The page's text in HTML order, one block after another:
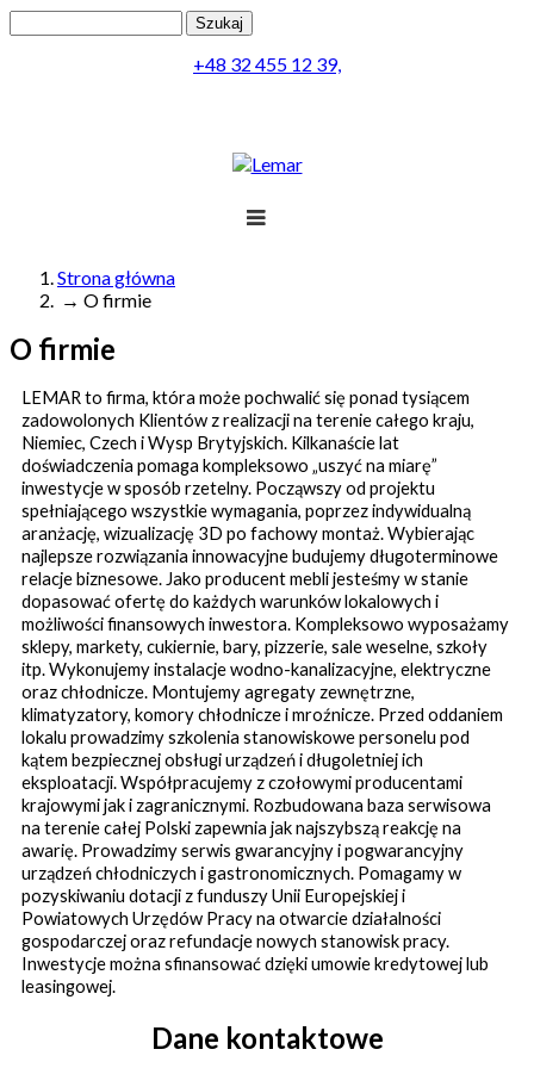
Formularz wyszukiwania
+48 32 455 12 39,
Realizacja
Obsługa
Jesteś tutaj
Strona główna
→ O firmie
O firmie
LEMARto firma, która może pochwalić się ponad tysiącem
zadowolonych Klientów z realizacji na terenie całego kraju,
Niemiec, Czech i Wysp Brytyjskich. Kilkanaście lat
doświadczenia pomaga kompleksowo „uszyć na miarę”
inwestycje w sposób rzetelny. Począwszy od projektu
spełniającego wszystkie wymagania, poprzez indywidualną
aranżację, wizualizację 3D po fachowy montaż. Wybierając
najlepsze rozwiązania innowacyjne budujemy długoterminowe
relacje biznesowe. Jako producent mebli jesteśmy w stanie
dopasować ofertę do każdych warunków lokalowych i
możliwości finansowych inwestora. Kompleksowo wyposażamy
sklepy, markety, cukiernie, bary, pizzerie, sale weselne, szkoły
itp. Wykonujemy instalacje wodno-kanalizacyjne, elektryczne
oraz chłodnicze. Montujemy agregaty zewnętrzne,
klimatyzatory, komory chłodnicze i mroźnicze. Przed oddaniem
lokalu prowadzimy szkolenia stanowiskowe personelu pod
kątem bezpiecznej obsługi urządzeń i długoletniej ich
eksploatacji.Współpracujemy z czołowymi producentami
krajowymi jak i zagranicznymi. Rozbudowana baza serwisowa
na terenie całej Polski zapewnia jak najszybszą reakcję na
awarię. Prowadzimy serwis gwarancyjny i pogwarancyjny
urządzeń chłodniczych i gastronomicznych. Pomagamy w
pozyskiwaniu dotacji z funduszy Unii Europejskiej i
Powiatowych Urzędów Pracy na otwarcie działalności
gospodarczej oraz refundacje nowych stanowisk pracy.
Inwestycje można sfinansować dzięki umowie kredytowej lub
leasingowej.
Dane kontaktowe